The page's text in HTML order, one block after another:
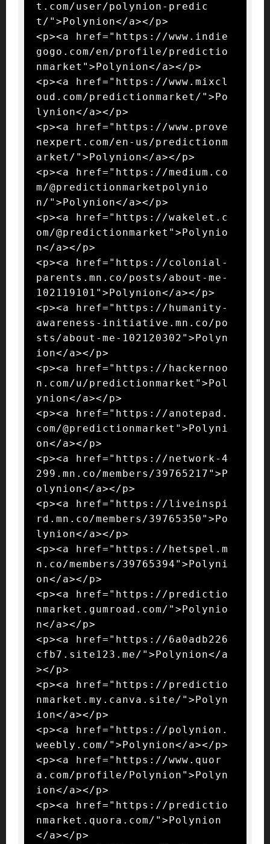
t.com/user/polynion-predic
t/">Polynion</a></p>
<p><a href="https://www.indie
gogo.com/en/profile/predictio
nmarket">Polynion</a></p>
<p><a href="https://www.mixcl
oud.com/predictionmarket/">Po
lynion</a></p>
<p><a href="https://www.prove
nexpert.com/en-us/predictionm
arket/">Polynion</a></p>
<p><a href="https://medium.co
m/@predictionmarketpolynio
n/">Polynion</a></p>
<p><a href="https://wakelet.c
om/@predictionmarket">Polynio
n</a></p>
<p><a href="https://colonial-
parents.mn.co/posts/about-me-
102119101">Polynion</a></p>
<p><a href="https://humanity-
awareness-initiative.mn.co/po
sts/about-me-102120302">Polyn
ion</a></p>
<p><a href="https://hackernoo
n.com/u/predictionmarket">Pol
ynion</a></p>
<p><a href="https://anotepad.
com/@predictionmarket">Polyni
on</a></p>
<p><a href="https://network-4
299.mn.co/members/39765217">P
olynion</a></p>
<p><a href="https://liveinspi
rd.mn.co/members/39765350">Po
lynion</a></p>
<p><a href="https://hetspel.m
n.co/members/39765394">Polyni
on</a></p>
<p><a href="https://predictio
nmarket.gumroad.com/">Polynio
n</a></p>
<p><a href="https://6a0adb226
cfb7.site123.me/">Polynion</a
></p>
<p><a href="https://predictio
nmarket.my.canva.site/">Polyn
ion</a></p>
<p><a href="https://polynion.
weebly.com/">Polynion</a></p>
<p><a href="https://www.quor
a.com/profile/Polynion">Polyn
ion</a></p>
<p><a href="https://predictio
nmarket.quora.com/">Polynion
</a></p>